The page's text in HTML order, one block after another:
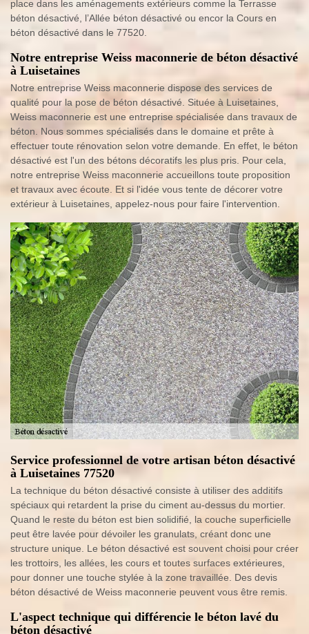
place dans les aménagements extérieurs comme la Terrasse
béton désactivé, l’Allée béton désactivé ou encor la Cours en
béton désactivé dans le 77520.
Notre entreprise Weiss maconnerie de béton désactivé
à Luisetaines
Notre entreprise Weiss maconnerie dispose des services de
qualité pour la pose de béton désactivé. Située à Luisetaines,
Weiss maconnerie est une entreprise spécialisée dans travaux de
béton. Nous sommes spécialisés dans le domaine et prête à
effectuer toute rénovation selon votre demande. En effet, le béton
désactivé est l'un des bétons décoratifs les plus pris. Pour cela,
notre entreprise Weiss maconnerie accueillons toute proposition
et travaux avec écoute. Et si l'idée vous tente de décorer votre
extérieur à Luisetaines, appelez-nous pour faire l'intervention.
Service professionnel de votre artisan béton désactivé
à Luisetaines 77520
La technique du béton désactivé consiste à utiliser des additifs
spéciaux qui retardent la prise du ciment au-dessus du mortier.
Quand le reste du béton est bien solidifié, la couche superficielle
peut être lavée pour dévoiler les granulats, créant donc une
structure unique. Le béton désactivé est souvent choisi pour créer
les trottoirs, les allées, les cours et toutes surfaces extérieures,
pour donner une touche stylée à la zone travaillée. Des devis
béton désactivé de Weiss maconnerie peuvent vous être remis.
L'aspect technique qui différencie le béton lavé du
béton désactivé